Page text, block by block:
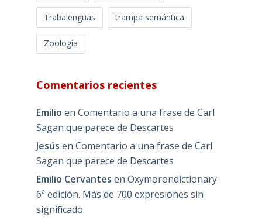
Trabalenguas trampa semántica
Zoología
Comentarios recientes
Emilio en Comentario a una frase de Carl
Sagan que parece de Descartes
Jesús en Comentario a una frase de Carl
Sagan que parece de Descartes
Emilio Cervantes en Oxymorondictionary
6ª edición. Más de 700 expresiones sin
significado.